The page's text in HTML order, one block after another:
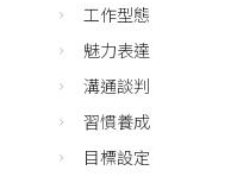
工作型態
魅力表達
溝通談判
習慣養成
目標設定